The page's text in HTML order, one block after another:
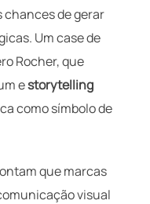
chances de gerar
Um case de
Rocher, que
estorytelling
como símbolo de
que marcas
visual